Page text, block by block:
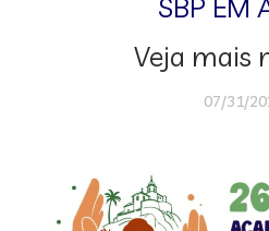
Veja mais
07/31/